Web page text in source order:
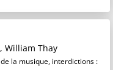
William Thay
la musique, interdictions :